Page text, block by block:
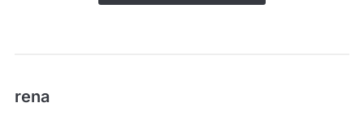
rena